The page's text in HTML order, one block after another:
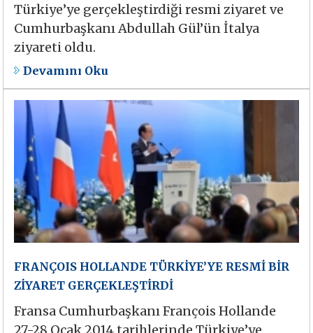
Türkiye’ye gerçekleştirdiği resmi ziyaret ve
Cumhurbaşkanı Abdullah Gül’ün İtalya
ziyareti oldu.
Devamını Oku
FRANÇOIS HOLLANDE TÜRKİYE’YE RESMİ BİR
ZİYARET GERÇEKLEŞTİRDİ
Fransa Cumhurbaşkanı François Hollande
27-28 Ocak 2014 tarihlerinde Türkiye’ye